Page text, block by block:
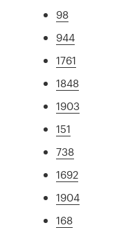
98
944
1761
1848
1903
151
738
1692
1904
168